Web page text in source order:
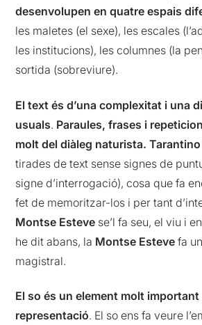
desenvolupen en quatre espais
les maletes (el sexe), les escales
les institucions), les columnes (la
sortida (sobreviure).
El text és d’una complexitat i una
usuals. Paraules, frases i
molt del diàleg naturista. Tarantino
tirades de text sense signes de
signe d’interrogació), cosa que fa
fet de memoritzar-los i per tant
Montse Esteve se’l fa seu, el viu i
he dit abans, la Montse Esteve fa
magistral.
El so és un element molt important
representació. El so ens fa veure